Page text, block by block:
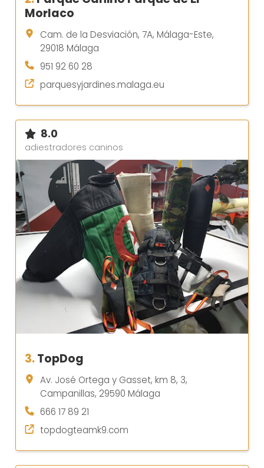
Morlaco
Cam. de la Desviación, 7A, Málaga-Este,
29018 Málaga
951 92 60 28
parquesyjardines.malaga.eu
8.0
adiestradores caninos
3.TopDog
Av. José Ortega y Gasset, km 8, 3,
Campanillas, 29590 Málaga
666 17 89 21
topdogteamk9.com